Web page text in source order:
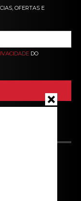
OFERTAS E
DO